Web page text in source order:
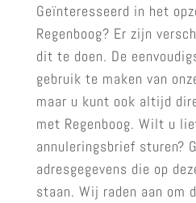
Geïnteresseerd in het
Regenboog? Er zijn
dit te doen. De
gebruik te maken van
maar u kunt ook altijd
met Regenboog. Wilt u
annuleringsbrief sturen?
adresgegevens die op
staan. Wij raden aan om